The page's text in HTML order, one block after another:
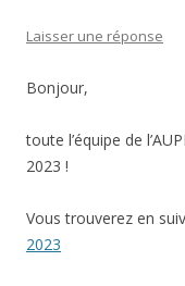
Laisser une réponse
Bonjour,
toute l’équipe de
2023 !
Vous trouverez en
2023